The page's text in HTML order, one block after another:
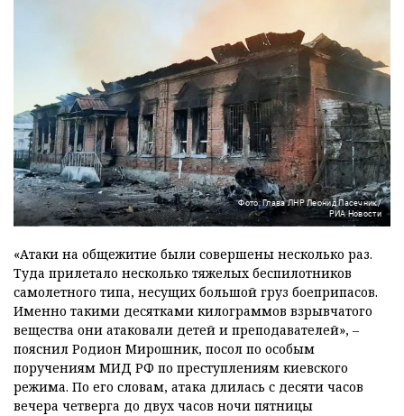
Фото: Глава ЛНР Леонид Пасечник/
РИА Новости
«Атаки на общежитие были совершены несколько раз.
Туда прилетало несколько тяжелых беспилотников
самолетного типа, несущих большой груз боеприпасов.
Именно такими десятками килограммов взрывчатого
вещества они атаковали детей и преподавателей», –
пояснил Родион Мирошник, посол по особым
поручениям МИД РФ по преступлениям киевского
режима. По его словам, атака длилась с десяти часов
вечера четверга до двух часов ночи пятницы